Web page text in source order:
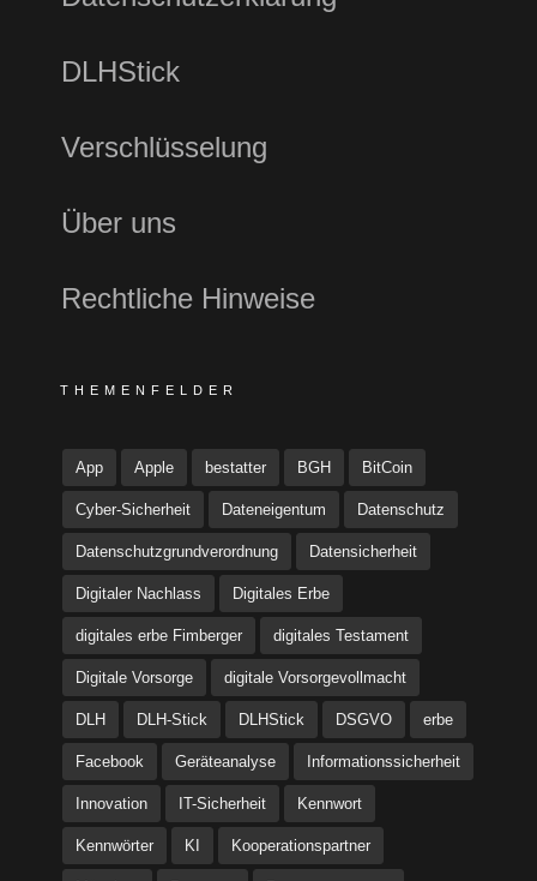
DLHStick
Verschlüsselung
Über uns
Rechtliche Hinweise
THEMENFELDER
App Apple bestatter BGH BitCoin
Cyber-Sicherheit Dateneigentum Datenschutz
Datenschutzgrundverordnung Datensicherheit
Digitaler Nachlass Digitales Erbe
digitales erbe Fimberger digitales Testament
Digitale Vorsorge digitale Vorsorgevollmacht
DLH DLH-Stick DLHStick DSGVO erbe
Facebook Geräteanalyse Informationssicherheit
Innovation IT-Sicherheit Kennwort
Kennwörter KI Kooperationspartner